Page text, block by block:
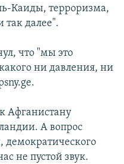
Каиды, терроризма,
так далее".
что "мы это
ни давления, ни
Афганистану
А вопрос
демократического
не пустой звук.